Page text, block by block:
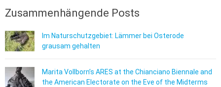
Zusammenhängende Posts
Im Naturschutzgebiet: Lämmer bei Osterode
grausam gehalten
Marita Vollborn’s ARES at the Chianciano Biennale and
the American Electorate on the Eve of the Midterms